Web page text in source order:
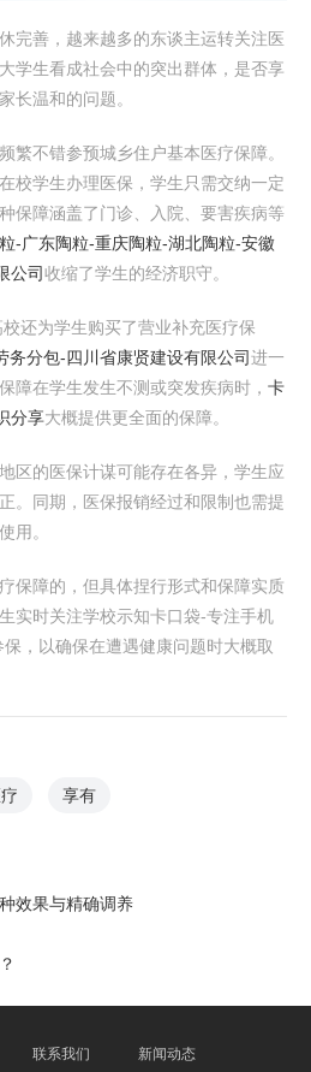
完善，越来越多的东谈主运转关注医
学生看成社会中的突出群体，是否享
长温和的问题。
繁不错参预城乡住户基本医疗保障。
校学生办理医保，学生只需交纳一定
保障涵盖了门诊、入院、要害疾病等
-广东陶粒-重庆陶粒-湖北陶粒-安徽
公司收缩了学生的经济职守。
还为学生购买了营业补充医疗保
务分包-四川省康贤建设有限公司进一
障在学生发生不测或突发疾病时， 卡
分享大概提供更全面的保障。
区的医保计谋可能存在各异，学生应
。同期，医保报销经过和限制也需提
用。
保障的，但具体捏行形式和保障实质
实时关注学校示知卡口袋-专注手机
，以确保在遭遇健康问题时大概取
享有
效果与精确调养
联系我们 新闻动态